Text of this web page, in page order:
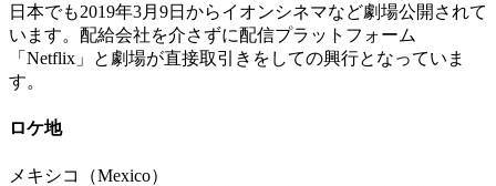
日本でも2019年3月9日からイオンシネマなど劇場公開されて
います。配給会社を介さずに配信プラットフォーム
「Netflix」と劇場が直接取引きをしての興行となっていま
す。
ロケ地
メキシコ（Mexico）